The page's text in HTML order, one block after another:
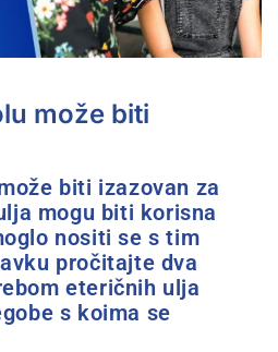
može biti
biti izazovan za
mogu biti korisna
nositi se s tim
pročitajte dva
eteričnih ulja
s koima se